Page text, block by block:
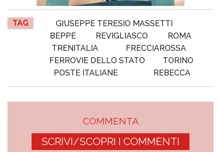
TAG
GIUSEPPE TERESIO MASSETTI
BEPPE
REVIGLIASCO
ROMA
TRENITALIA
FRECCIAROSSA
FERROVIE DELLO STATO
TORINO
POSTE ITALIANE
REBECCA
COMMENTA
SCRIVI/SCOPRI I COMMENTI